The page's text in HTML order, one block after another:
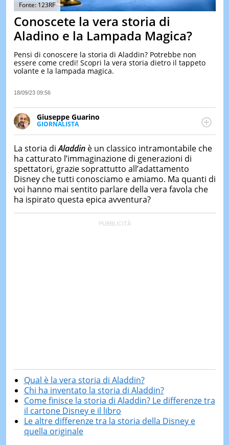
&
TEST
LE
DI
IERI
Fonte: 123RF
Conoscete la vera storia di
Aladino e la Lampada Magica?
Pensi di conoscere la storia di Aladdin? Potrebbe non
essere come credi! Scopri la vera storia dietro il tappeto
volante e la lampada magica.
18/09/23 09:56
Giuseppe Guarino
GIORNALISTA
Ph(D) in Diritto Comparato e processi di
particolare sulla Storia contemporanea di America
Latina e Spagna. Collabora con numerose testate ed
è presidente dell'Associazione Culturale "La
Biblioteca del Sannio".
La storia diAladdinè un classico intramontabile che
ha catturato l’immaginazione di generazioni di
spettatori, grazie soprattutto all’adattamento
Disney che tutti conosciamo e amiamo. Ma quanti di
voi hanno mai sentito parlare della vera favola che
ha ispirato questa epica avventura?
Qual è la vera storia di Aladdin?
Chi ha inventato la storia di Aladdin?
Come finisce la storia di Aladdin? Le differenze tra
il cartone Disney e il libro
Le altre differenze tra la storia della Disney e
quella originale